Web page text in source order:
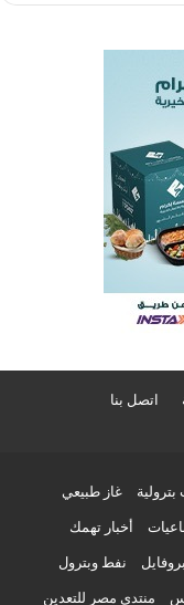
اتصل بنا
غاز طبيعي
أخبار تهمك
بروفايل نفط وبترول
منتدى مصر للتعدين